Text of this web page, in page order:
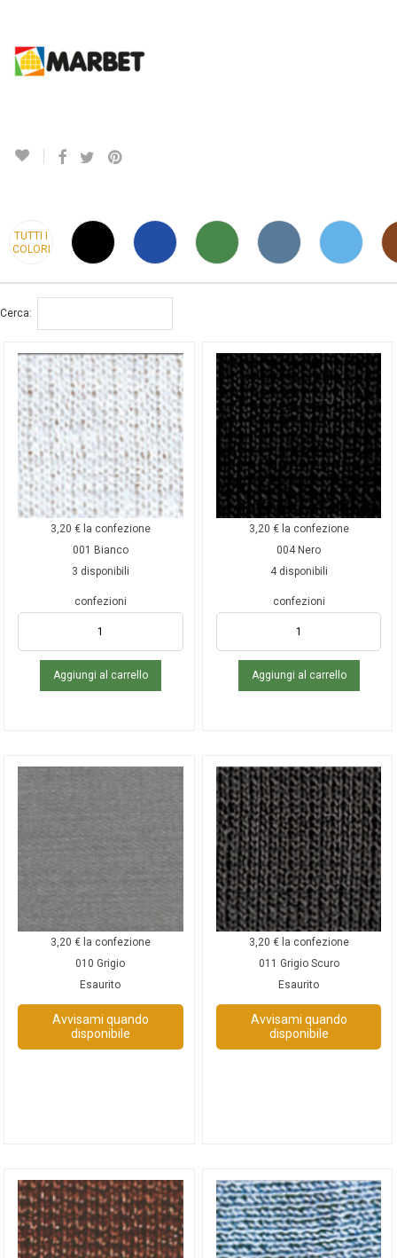
TUTTI I
COLORI
Cerca:
3,20 € la confezione
001 Bianco
3 disponibili
confezioni
Aggiungi al carrello
3,20 € la confezione
004 Nero
4 disponibili
confezioni
Aggiungi al carrello
3,20 € la confezione
010 Grigio
Esaurito
Avvisami quando
disponibile
3,20 € la confezione
011 Grigio Scuro
Esaurito
Avvisami quando
disponibile